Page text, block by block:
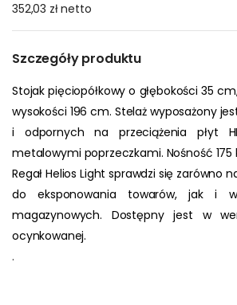
352,03 złnetto
Szczegóły produktu
Stojak pięciopółkowy o głębokości 35
wysokości 196 cm. Stelaż wyposażony
i odpornych na przeciążenia płyt
metalowymi poprzeczkami. Nośność 175
Regał Helios Light sprawdzi się zarówno
do eksponowania towarów, jak i w
magazynowych. Dostępny jest w
ocynkowanej.
.